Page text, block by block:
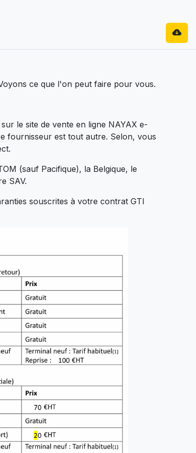
ce que l'on peut faire pour vous.
le site de vente en ligne NAYAX e-
fournisseur est tout autre. Selon, vous
(sauf Pacifique), la Belgique, le
SAV.
souscrites à votre contrat GTI